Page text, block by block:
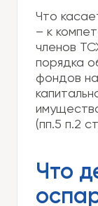
Что
– к
членов
порядка
фондов
(пп.5 п.2
Что